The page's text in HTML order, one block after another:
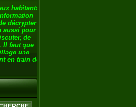
habitants
décrypter
aussi pour
de
Il faut que
une
en train de